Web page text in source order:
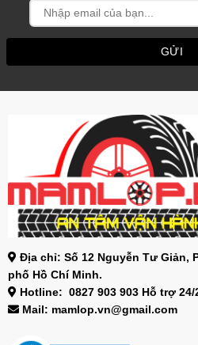
Địa chỉ: Số 12 Nguyễn Tư Giản,
phố Hồ Chí Minh.
Hotline: 0827 903 903 Hỗ trợ 24/
Mail: mamlop.vn@gmail.com